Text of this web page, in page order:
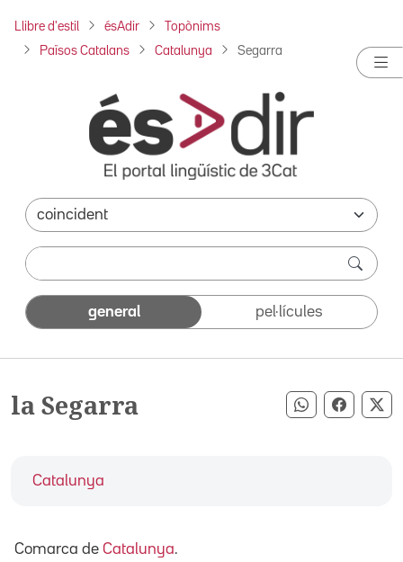
Llibre d'estil ésAdir Topònims
Països Catalans Catalunya Segarra
general pel·lícules
la Segarra Compartir
Catalunya
Comarca de Catalunya.